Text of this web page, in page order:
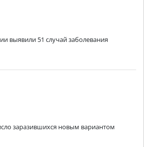
выявили 51 случай заболевания
заразившихся новым вариантом